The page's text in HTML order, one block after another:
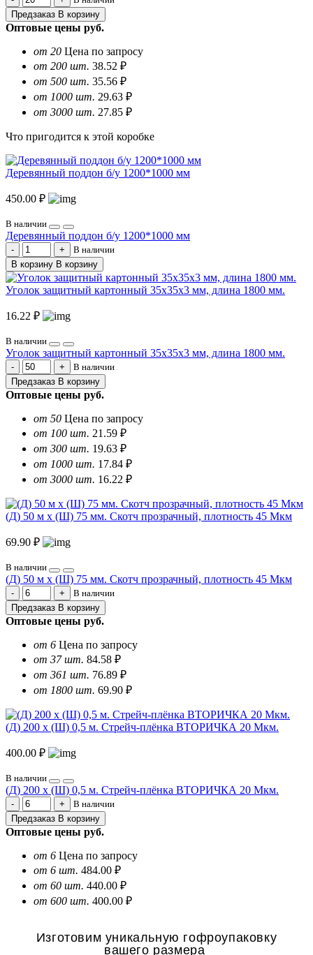
Предзаказ В корзину
Оптовые цены руб.
от 20 Цена по запросу
от 200 шт. 38.52 ₽
от 500 шт. 35.56 ₽
от 1000 шт. 29.63 ₽
от 3000 шт. 27.85 ₽
Что пригодится к этой коробке
Деревянный поддон б/у 1200*1000 мм
450.00 ₽
В наличии
Деревянный поддон б/у 1200*1000 мм
В наличии
В корзину В корзину
Уголок защитный картонный 35х35х3 мм, длина 1800 мм.
16.22 ₽
В наличии
Уголок защитный картонный 35х35х3 мм, длина 1800 мм.
В наличии
Предзаказ В корзину
Оптовые цены руб.
от 50 Цена по запросу
от 100 шт. 21.59 ₽
от 300 шт. 19.63 ₽
от 1000 шт. 17.84 ₽
от 3000 шт. 16.22 ₽
(Д) 50 м х (Ш) 75 мм. Скотч прозрачный, плотность 45 Мкм
69.90 ₽
В наличии
(Д) 50 м х (Ш) 75 мм. Скотч прозрачный, плотность 45 Мкм
В наличии
Предзаказ В корзину
Оптовые цены руб.
от 6 Цена по запросу
от 37 шт. 84.58 ₽
от 361 шт. 76.89 ₽
от 1800 шт. 69.90 ₽
(Д) 200 х (Ш) 0,5 м. Стрейч-плёнка ВТОРИЧКА 20 Мкм.
400.00 ₽
В наличии
(Д) 200 х (Ш) 0,5 м. Стрейч-плёнка ВТОРИЧКА 20 Мкм.
В наличии
Предзаказ В корзину
Оптовые цены руб.
от 6 Цена по запросу
от 6 шт. 484.00 ₽
от 60 шт. 440.00 ₽
от 600 шт. 400.00 ₽
Изготовим уникальную гофроупаковку
вашего размера